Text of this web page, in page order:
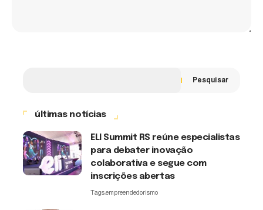
Pesquisar
últimas notícias
ELI Summit RS reúne especialistas
para debater inovação
colaborativa e segue com
inscrições abertas
Tags:empreendedorismo